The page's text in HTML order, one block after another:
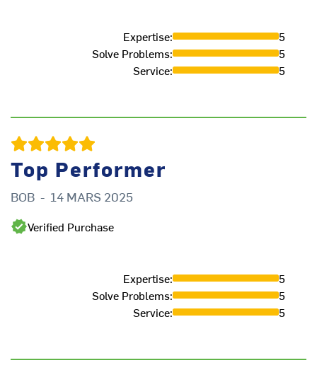
Expertise:
5
Solve Problems:
5
Service: 5
Top Performer
BOB - 14 MARS 2025
Verified Purchase
Expertise:
5
Solve Problems:
5
Service: 5